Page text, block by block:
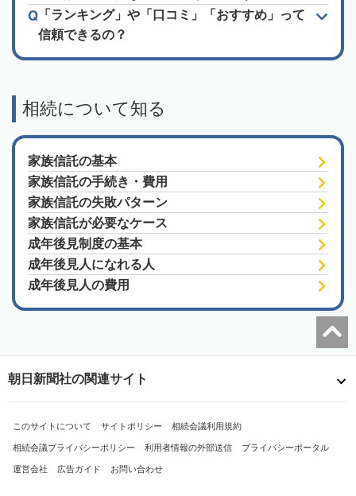
「ランキング」や「口コミ」「おすすめ」って
信頼できるの？
相続について知る
家族信託の基本
家族信託の手続き・費用
家族信託の失敗パターン
家族信託が必要なケース
成年後見制度の基本
成年後見人になれる人
成年後見人の費用
朝日新聞社の関連サイト
このサイトについて サイトポリシー 相続会議利用規約
相続会議プライバシーポリシー 利用者情報の外部送信 プライバシーポータル
運営会社 広告ガイド お問い合わせ